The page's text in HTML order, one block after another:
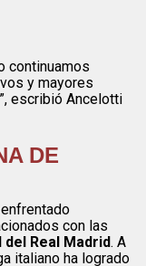
continuamos
y mayores
escribió Ancelotti
DE
con las
Real Madrid. A
italiano ha logrado